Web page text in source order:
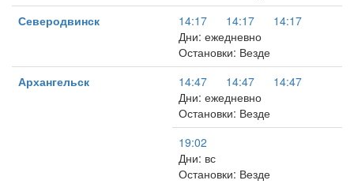
Северодвинск
14:17 14:17
14:17
Дни: ежедневно
Остановки: Везде
Архангельск
14:47 14:47
14:47
Дни: ежедневно
Остановки: Везде
19:02
Дни: вс
Остановки: Везде